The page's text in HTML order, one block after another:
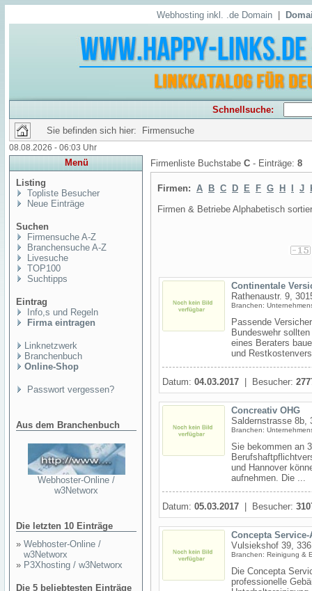
Webhosting inkl. .de Domain
Schnellsuche:
Sie befinden sich hier: Firmensuche
08.08.2026 - 06:03 Uhr
Menü
Listing
Topliste Besucher
Neue Einträge
Suchen
Firmensuche A-Z
Branchensuche A-Z
Livesuche
TOP100
Suchtipps
Eintrag
Info,s und Regeln
Firma eintragen
Linknetzwerk
Branchenbuch
Online-Shop
Passwort vergessen?
Aus dem Branchenbuch
Webhoster-Online /
w3Networx
Die letzten 10 Einträge
» Webhoster-Online /
w3Networx
» P3Xhosting / w3Networx
Die 5 beliebtesten Einträge
Firmenliste Buchstabe C - Einträge: 8
Firmen: A B C D E F G H J
Firmen & Betriebe Alphabetisch
Continentale
Rathenaustr. 9,
Branchen:
Passende
Bundeswehr
eines Beraters
und
Datum: 04.03.2017 | Besucher:
Concreativ OHG
Saldernstrasse 8b,
Branchen:
Sie bekommen an
und Hannover
aufnehmen. Die ...
Datum: 05.03.2017 | Besucher:
Concepta
Vulsiekshof 39,
Branchen: Reinigung &
Die Concepta
professionelle